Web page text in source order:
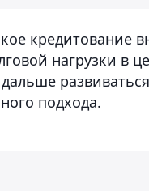
кредитование
нагрузки в
подхода.